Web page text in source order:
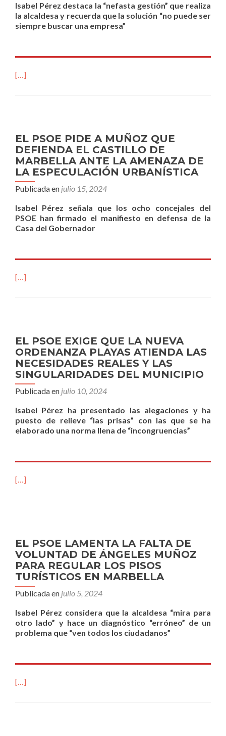
Isabel Pérez destaca la “nefasta gestión” que realiza
la alcaldesa y recuerda que la solución “no puede ser
siempre buscar una empresa”
[…]
EL PSOE PIDE A MUÑOZ QUE
DEFIENDA EL CASTILLO DE
MARBELLA ANTE LA AMENAZA DE
LA ESPECULACIÓN URBANÍSTICA
Publicada en julio 15, 2024
Isabel Pérez señala que los ocho concejales del
PSOE han firmado el manifiesto en defensa de la
Casa del Gobernador
[…]
EL PSOE EXIGE QUE LA NUEVA
ORDENANZA PLAYAS ATIENDA LAS
NECESIDADES REALES Y LAS
SINGULARIDADES DEL MUNICIPIO
Publicada en julio 10, 2024
Isabel Pérez ha presentado las alegaciones y ha
puesto de relieve “las prisas” con las que se ha
elaborado una norma llena de “incongruencias”
[…]
EL PSOE LAMENTA LA FALTA DE
VOLUNTAD DE ÁNGELES MUÑOZ
PARA REGULAR LOS PISOS
TURÍSTICOS EN MARBELLA
Publicada en julio 5, 2024
Isabel Pérez considera que la alcaldesa “mira para
otro lado” y hace un diagnóstico “erróneo” de un
problema que “ven todos los ciudadanos”
[…]